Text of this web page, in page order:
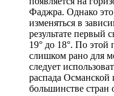
Фаджра. Однако это
изменяться в
результате первый
19° до 18°. По
слишком рано для
следует
распада
большинстве стран